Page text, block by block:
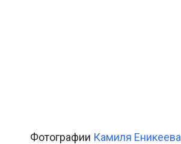
Фотографии Камиля Еникеева